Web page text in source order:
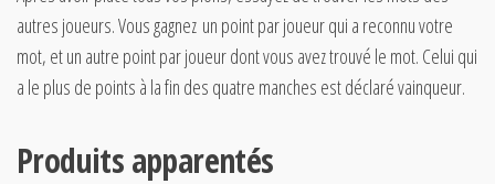
autres joueurs. Vous gagnez un point par joueur qui a reconnu votre
mot, et un autre point par joueur dont vous avez trouvé le mot. Celui qui
a le plus de points à la fin des quatre manches est déclaré vainqueur.
Produits apparentés